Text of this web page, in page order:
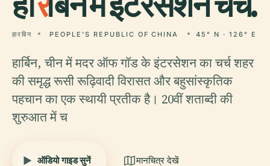
हारबिन PEOPLE'S REPUBLIC OF CHINA 45° N · 126° E
हार्बिन, चीन में मदर ऑफ गॉड के इंटरसेशन का चर्च शहर
की समृद्ध रूसी रूढ़िवादी विरासत और बहुसांस्कृतिक
पहचान का एक स्थायी प्रतीक है। 20वीं शताब्दी की
शुरुआत में च
ऑडियो गाइड सुनें मानचित्र देखें